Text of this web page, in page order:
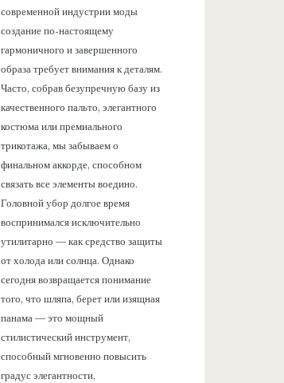
современной индустрии моды
создание по-настоящему
гармоничного и завершенного
образа требует внимания к деталям.
Часто, собрав безупречную базу из
качественного пальто, элегантного
костюма или премиального
трикотажа, мы забываем о
финальном аккорде, способном
связать все элементы воедино.
Головной убор долгое время
воспринимался исключительно
утилитарно — как средство защиты
от холода или солнца. Однако
сегодня возвращается понимание
того, что шляпа, берет или изящная
панама — это мощный
стилистический инструмент,
способный мгновенно повысить
градус элегантности,